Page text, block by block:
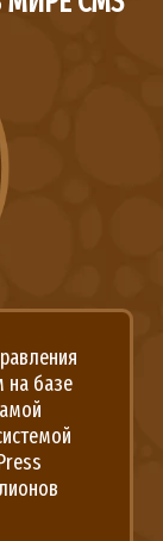
на базе